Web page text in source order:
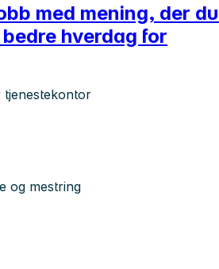
med mening, der du
hverdag for
tjenestekontor
og mestring